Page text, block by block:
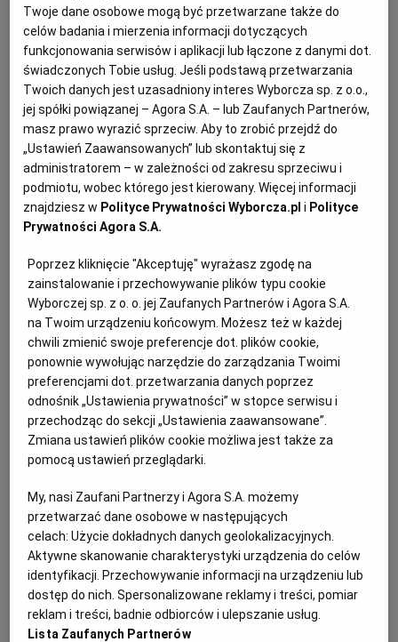
Ogłoszenia z kategorii Syndycy i Komornicy
Syndyk masy upadłości zaprasza do udziału w
pisemnym przetargu nieograniczonym na sprzedaż
prawa własności niezabudowanej nieruchomości
Ogłoszenie premium 8 dni do końca
17.08.2026
WARSZAWA, Mazowieckie
Syndycy i Komornicy, Licytacje komornicze
Syndycy i Komornicy(168)
Twoje dane osobowe mogą być przetwarzane także do
celów badania i mierzenia informacji dotyczących
funkcjonowania serwisów i aplikacji lub łączone z danymi dot.
świadczonych Tobie usług. Jeśli podstawą przetwarzania
Twoich danych jest uzasadniony interes Wyborcza sp. z o.o.,
jej spółki powiązanej – Agora S.A. – lub Zaufanych Partnerów,
masz prawo wyrazić sprzeciw. Aby to zrobić przejdź do
„Ustawień Zaawansowanych” lub skontaktuj się z
administratorem – w zależności od zakresu sprzeciwu i
podmiotu, wobec którego jest kierowany. Więcej informacji
znajdziesz w Polityce Prywatności Wyborcza.pl i Polityce
Prywatności Agora S.A.
Poprzez kliknięcie "Akceptuję" wyrażasz zgodę na
zainstalowanie i przechowywanie plików typu cookie
Wyborczej sp. z o. o. jej Zaufanych Partnerów i Agora S.A.
na Twoim urządzeniu końcowym. Możesz też w każdej
chwili zmienić swoje preferencje dot. plików cookie,
ponownie wywołując narzędzie do zarządzania Twoimi
preferencjami dot. przetwarzania danych poprzez
odnośnik „Ustawienia prywatności” w stopce serwisu i
przechodząc do sekcji „Ustawienia zaawansowane”.
Zmiana ustawień plików cookie możliwa jest także za
pomocą ustawień przeglądarki.
My, nasi Zaufani Partnerzy i Agora S.A. możemy
przetwarzać dane osobowe w następujących
celach:Użycie dokładnych danych geolokalizacyjnych.
Aktywne skanowanie charakterystyki urządzenia do celów
identyfikacji. Przechowywanie informacji na urządzeniu lub
dostęp do nich. Spersonalizowane reklamy i treści, pomiar
reklam i treści, badnie odbiorców i ulepszanie usług.
Lista Zaufanych Partnerów